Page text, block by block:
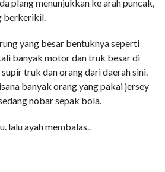
plang menunjukkan ke arah puncak,
berkerikil.
yang besar bentuknya seperti
banyak motor dan truk besar di
truk dan orang dari daerah sini.
banyak orang yang pakai jersey
nobar sepak bola.
lalu ayah membalas..